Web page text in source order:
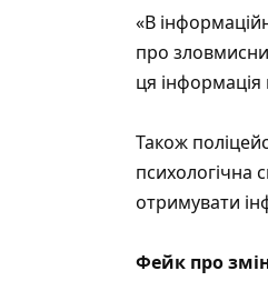
«В
про
ця інформація
Також
психологічна
отримувати
Фейк про